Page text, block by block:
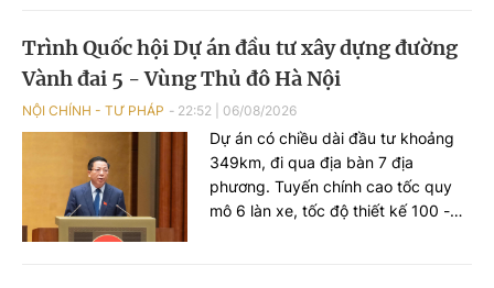
trang liệt sĩ Nguyên Bình, xã
Nguyên Bình, tỉnh Cao Bằng.
Trình Quốc hội Dự án đầu tư xây dựng đường
Vành đai 5 - Vùng Thủ đô Hà Nội
NỘI CHÍNH - TƯ PHÁP 22:52 06/08/2026
Dự án có chiều dài đầu tư khoảng
349km, đi qua địa bàn 7 địa
phương. Tuyến chính cao tốc quy
mô 6 làn xe, tốc độ thiết kế 100 -